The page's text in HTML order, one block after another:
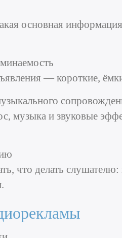
основная
— короткие,
музыка и звуковые
что делать